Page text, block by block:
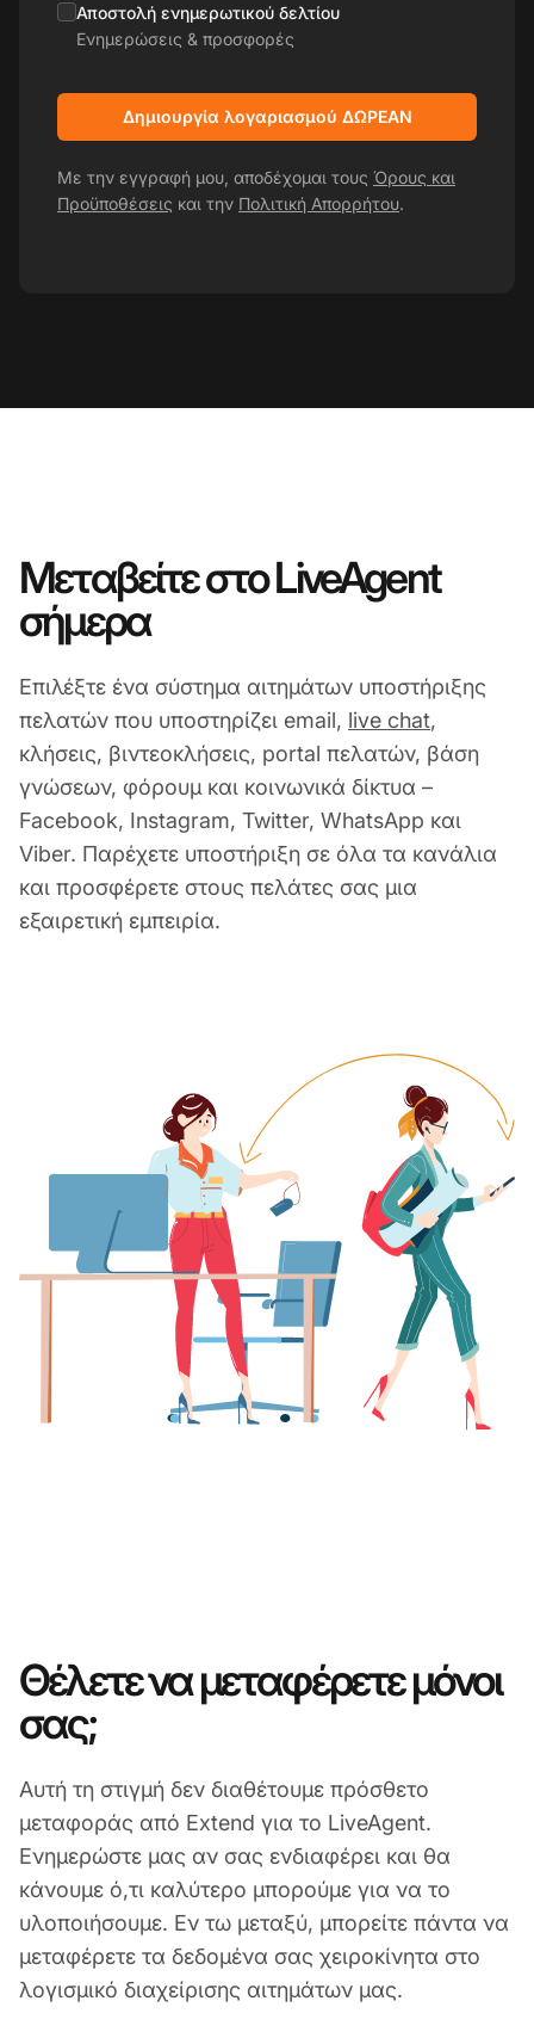
Αποστολή ενημερωτικού δελτίου
Ενημερώσεις & προσφορές
Δημιουργία λογαριασμού ΔΩΡΕΑΝ
Με την εγγραφή μου, αποδέχομαι τους Όρους και
Προϋποθέσεις και την Πολιτική Απορρήτου.
Μεταβείτε στο LiveAgent
σήμερα
Επιλέξτε ένα σύστημα αιτημάτων υποστήριξης
πελατών που υποστηρίζει email, live chat,
κλήσεις, βιντεοκλήσεις, portal πελατών, βάση
γνώσεων, φόρουμ και κοινωνικά δίκτυα –
Facebook, Instagram, Twitter, WhatsApp και
Viber. Παρέχετε υποστήριξη σε όλα τα κανάλια
και προσφέρετε στους πελάτες σας μια
εξαιρετική εμπειρία.
Θέλετε να μεταφέρετε μόνοι
σας;
Αυτή τη στιγμή δεν διαθέτουμε πρόσθετο
μεταφοράς από Extend για το LiveAgent.
Ενημερώστε μας αν σας ενδιαφέρει και θα
κάνουμε ό,τι καλύτερο μπορούμε για να το
υλοποιήσουμε. Εν τω μεταξύ, μπορείτε πάντα να
μεταφέρετε τα δεδομένα σας χειροκίνητα στο
λογισμικό διαχείρισης αιτημάτων μας.